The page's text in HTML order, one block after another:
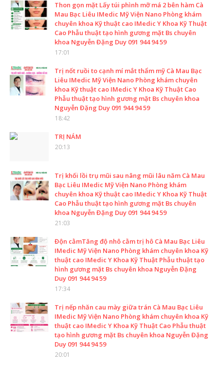
Thon gọn mặt Lấy túi phình mỡ má 2 bên hàm Cà
Mau Bạc Liêu IMedic Mỹ Viện Nano Phòng khám
chuyên khoa Kỹ thuật cao IMedic Y Khoa Kỹ Thuật
Cao Phẫu thuật tạo hình gương mặt Bs chuyên
khoa Nguyễn Đặng Duy 091 944 94 59
17:01
Trị nốt ruồi to cạnh mí mắt thẩm mỹ Cà Mau Bạc
Liêu IMedic Mỹ Viện Nano Phòng khám chuyên
khoa Kỹ thuật cao IMedic Y Khoa Kỹ Thuật Cao
Phẫu thuật tạo hình gương mặt Bs chuyên khoa
Nguyễn Đặng Duy 091 944 94 59
18:42
TRỊ NÁM
20:13
Trị khối lồi trụ mũi sau nâng mũi lâu năm Cà Mau
Bạc Liêu IMedic Mỹ Viện Nano Phòng khám
chuyên khoa Kỹ thuật cao IMedic Y Khoa Kỹ Thuật
Cao Phẫu thuật tạo hình gương mặt Bs chuyên
khoa Nguyễn Đặng Duy 091 944 94 59
21:03
Độn cằmTăng độ nhô cằm trị hô Cà Mau Bạc Liêu
IMedic Mỹ Viện Nano Phòng khám chuyên khoa Kỹ
thuật cao IMedic Y Khoa Kỹ Thuật Phẫu thuật tạo
hình gương mặt Bs chuyên khoa Nguyễn Đặng
Duy 091 944 94 59
17:34
Trị nếp nhăn cau mày giữa trán Cà Mau Bạc Liêu
IMedic Mỹ Viện Nano Phòng khám chuyên khoa Kỹ
thuật cao IMedic Y Khoa Kỹ Thuật Cao Phẫu thuật
tạo hình gương mặt Bs chuyên khoa Nguyễn Đặng
Duy 091 944 94 59
20:01